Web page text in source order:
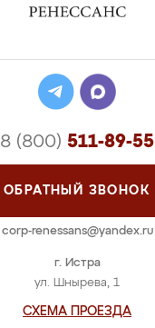
г. Истра
ул. Шнырева, 1
СХЕМА ПРОЕЗДА
8 (800) 511-89-55
ОБРАТНЫЙ ЗВОНОК
corp-renessans@yandex.ru